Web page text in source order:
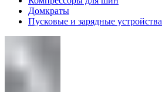
Домкраты
Пусковые и зарядные устройства